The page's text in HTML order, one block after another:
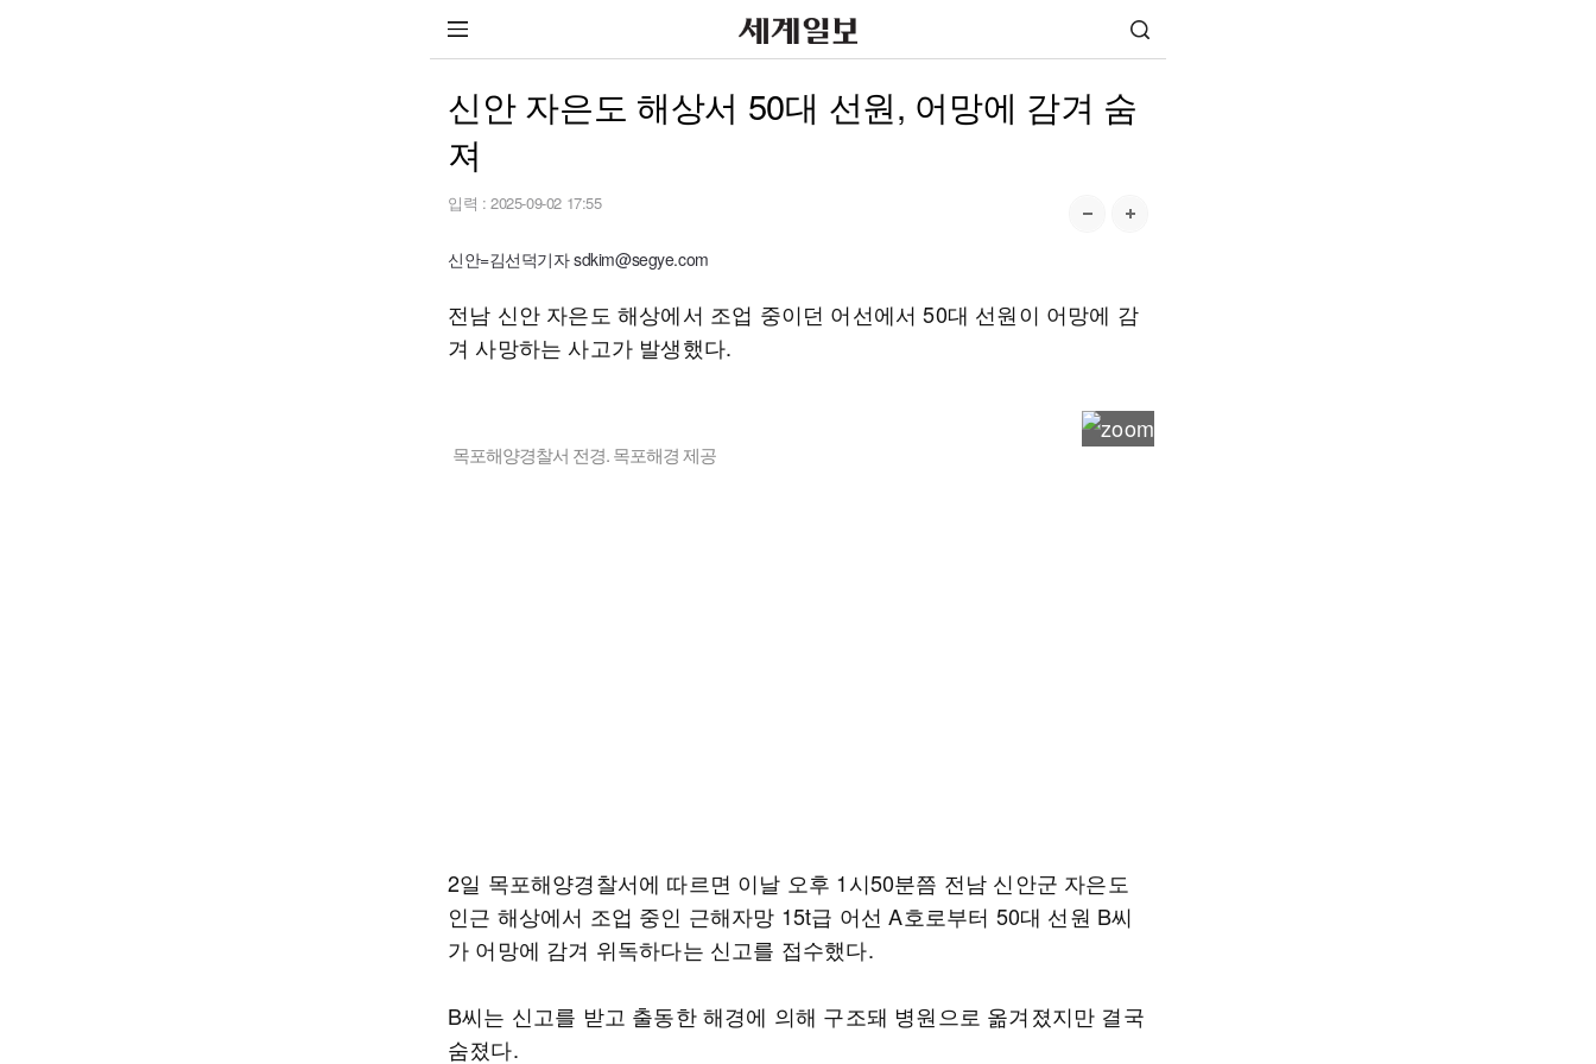
신안 자은도 해상서 50대 선원, 어망에 감겨 숨
져
입력 : 2025-09-02 17:55
신안=김선덕기자 sdkim@segye.com
전남 신안 자은도 해상에서 조업 중이던 어선에서 50대 선원이 어망에 감
겨 사망하는 사고가 발생했다.
목포해양경찰서 전경. 목포해경 제공
2일 목포해양경찰서에 따르면 이날 오후 1시50분쯤 전남 신안군 자은도
인근 해상에서 조업 중인 근해자망 15t급 어선 A호로부터 50대 선원 B씨
가 어망에 감겨 위독하다는 신고를 접수했다.
B씨는 신고를 받고 출동한 해경에 의해 구조돼 병원으로 옮겨졌지만 결국
숨졌다.